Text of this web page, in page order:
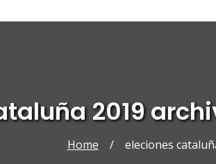
2019
Home / eleciones